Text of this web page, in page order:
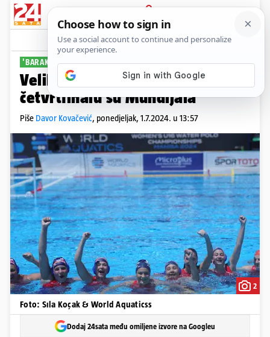
PRIJAVA
Sport Komentari
'BARAKUDICE'
Veliki uspjeh mladih Hrvatica: U
četvrtfinalu su Mundijala
Piše Davor Kovačević, ponedjeljak, 1.7.2024. u 13:57
2
Foto: Sıla Koçak & World Aquaticss
Dodaj 24sata među omiljene izvore na Googleu